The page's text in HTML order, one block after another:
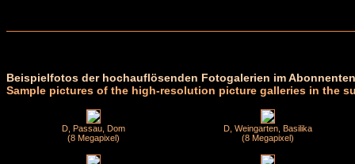
Beispielfotos der hochauflösenden Fotogalerien im
Sample pictures of the high-resolution picture galleries in the
D, Passau, Dom
(8 Megapixel)
D, Weingarten, Basilika
(8 Megapixel)